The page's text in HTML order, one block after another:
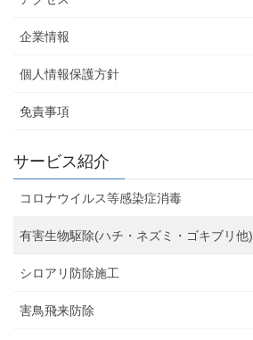
企業情報
個人情報保護方針
免責事項
サービス紹介
コロナウイルス等感染症消毒
有害生物駆除(ハチ・ネズミ・ゴキブリ他)
シロアリ防除施工
害鳥飛来防除